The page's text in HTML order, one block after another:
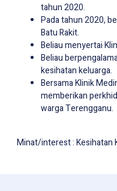
tahun 2020.
Pada tahun 2020,
Batu Rakit.
Beliau menyertai
Beliau
kesihatan keluarga.
Bersama Klinik
memberikan
warga Terengganu.
Minat/interest : Kesihatan